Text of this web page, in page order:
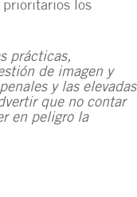
prioritarios los
prácticas,
de imagen y
y las elevadas
que no contar
en peligro la